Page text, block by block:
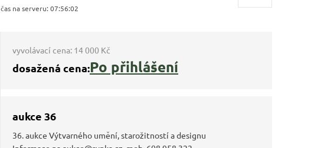
čas na serveru: 07:56:03
vyvolávací cena: 14 000 Kč
dosažená cena:Po přihlášení
aukce 36
36. aukce Výtvarného umění, starožitností a designu